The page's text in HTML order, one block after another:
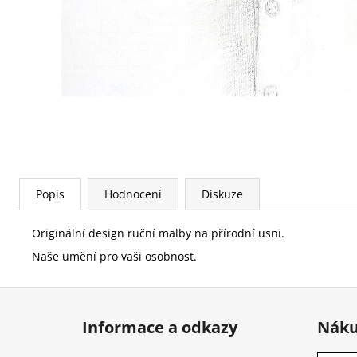
Popis Hodnocení Diskuze
Originální design ruční malby na přírodní usni.
Naše umění pro vaši osobnost.
Z
Informace a odkazy